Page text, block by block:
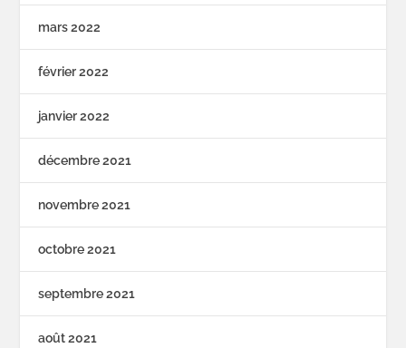
mars 2022
février 2022
janvier 2022
décembre 2021
novembre 2021
octobre 2021
septembre 2021
août 2021